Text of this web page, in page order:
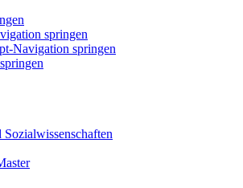
springen
Navigation springen